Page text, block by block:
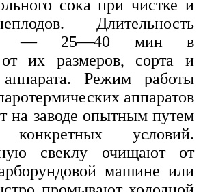
сока при чистке и
Длительность
— 25—40 мин в
от их размеров, сорта и
аппарата. Режим работы
аппаратов
на заводе опытным путем
условий.
свеклу очищают от
машине или